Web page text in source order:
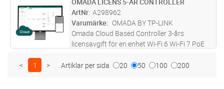
roaming MU-MIMO bandstyrning
strålformning lastbalans airtime fairness
Gigabit switc...läs mer
ST Lägg i kundvagn
OMADA LICENS 5-ÅR CONTROLLER
ArtNr A298962
Varumärke
OMADA BY TP-LINK
Omada Cloud Based Controller 3-års
licensavgift för en enhet Wi-Fi 6 Wi-Fi 7 PoE
roaming MU-MIMO bandstyrning
< 1 > Artiklar per sida 20 50 100 200